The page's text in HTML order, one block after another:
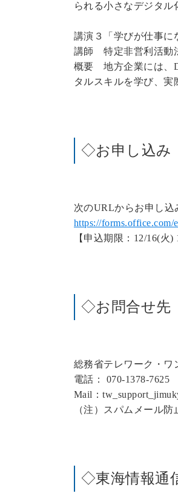
られる小さなデジタル
講演３「学びが仕事
講師 特定非営利活
概要 地方企業には、
タルスキルを学び、実
◇お申し込み
次のURLからお申し込
https://
【申込期限：12/16(火)
◇お問合せ先
総務省テレワーク・ワ
電話： 070-1378-7625
Mail：
（注）スパムメール
◇東海情報通